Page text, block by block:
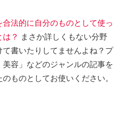
合法的に自分のものとして使っ
？
まさか詳しくもない分野
書いたりしてませんよね？プ
美容」などのジャンルの記事を
ものとしてお使いください。